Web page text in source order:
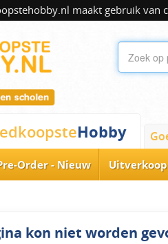
maakt gebruik van
Hobby
Order - Nieuw Uitverkoop
kon niet worden